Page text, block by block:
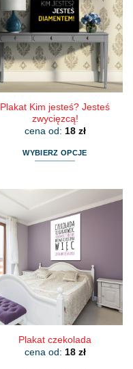
Opcje
można
wybrać
na
stronie
produktu
Plakat Kim jesteś? Jesteś
zwycięzcą!
cena od: 18 zł
WYBIERZ OPCJE
wiele
wariantów.
Opcje
można
wybrać
na
stronie
produktu
Plakat czekolada
cena od: 18 zł